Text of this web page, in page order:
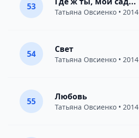
53
Татьяна Овсиенко • 2014
54 Свет
Татьяна Овсиенко • 2014
55 Любовь
Татьяна Овсиенко • 2014